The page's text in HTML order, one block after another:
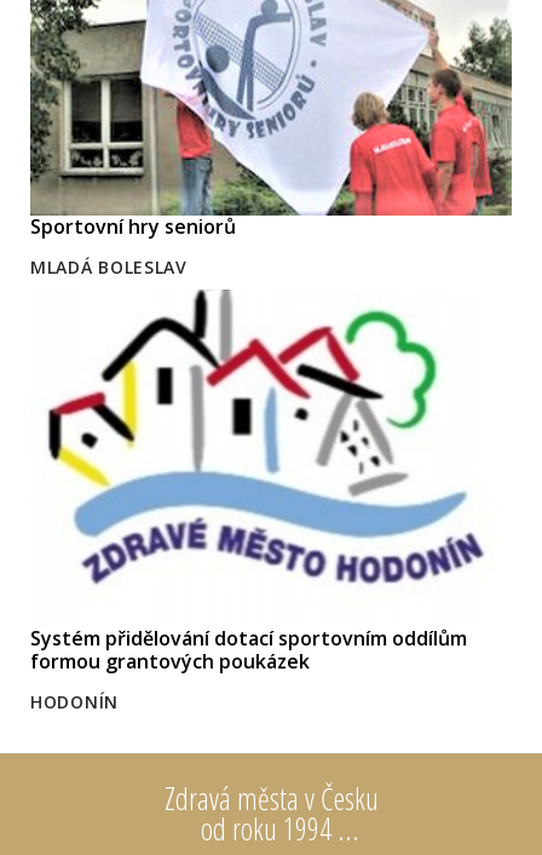
Zdravá města v Česku
od roku 1994 ...
Sportovní hry seniorů
MLADÁ BOLESLAV
Systém přidělování dotací sportovním oddílům
formou grantových poukázek
HODONÍN